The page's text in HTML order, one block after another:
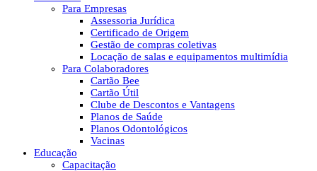
Para Empresas
Assessoria Jurídica
Certificado de Origem
Gestão de compras coletivas
Locação de salas e equipamentos multimídia
Para Colaboradores
Cartão Bee
Cartão Útil
Clube de Descontos e Vantagens
Planos de Saúde
Planos Odontológicos
Vacinas
Educação
Capacitação